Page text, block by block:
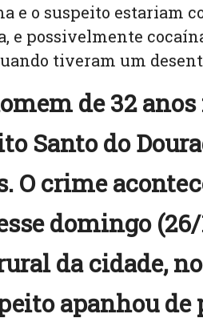
e o suspeito estariam
e possivelmente
tiveram um
de 32
Santo do
O crime
domingo
da cidade,
apanhou de